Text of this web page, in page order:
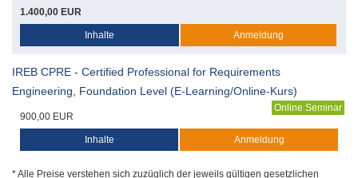
1.400,00 EUR
Inhalte Anmeldung
IREB CPRE - Certified Professional for Requirements
Engineering, Foundation Level (E-Learning/Online-Kurs)
900,00 EUR
Inhalte Anmeldung
Online Seminar
* Alle Preise verstehen sich zuzüglich der jeweils gültigen gesetzlichen